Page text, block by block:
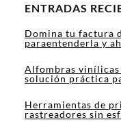
ENTRADAS
Domina tu factura
paraentenderla y
Alfombras vinílicas
solución práctica
Herramientas de
rastreadores sin